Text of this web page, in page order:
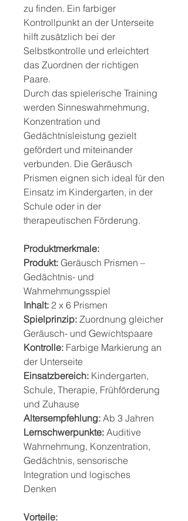
zu finden. Ein farbiger
Kontrollpunkt an der Unterseite
hilft zusätzlich bei der
Selbstkontrolle und erleichtert
das Zuordnen der richtigen
Paare.
Durch das spielerische Training
werden Sinneswahrnehmung,
Konzentration und
Gedächtnisleistung gezielt
gefördert und miteinander
verbunden. Die Geräusch
Prismen eignen sich ideal für den
Einsatz im Kindergarten, in der
Schule oder in der
therapeutischen Förderung.
Produktmerkmale:
Produkt: Geräusch Prismen –
Gedächtnis- und
Wahrnehmungsspiel
Inhalt: 2 x 6 Prismen
Spielprinzip: Zuordnung gleicher
Geräusch- und Gewichtspaare
Kontrolle: Farbige Markierung an
der Unterseite
Einsatzbereich: Kindergarten,
Schule, Therapie, Frühförderung
und Zuhause
Altersempfehlung: Ab 3 Jahren
Lernschwerpunkte: Auditive
Wahrnehmung, Konzentration,
Gedächtnis, sensorische
Integration und logisches
Denken
Vorteile: